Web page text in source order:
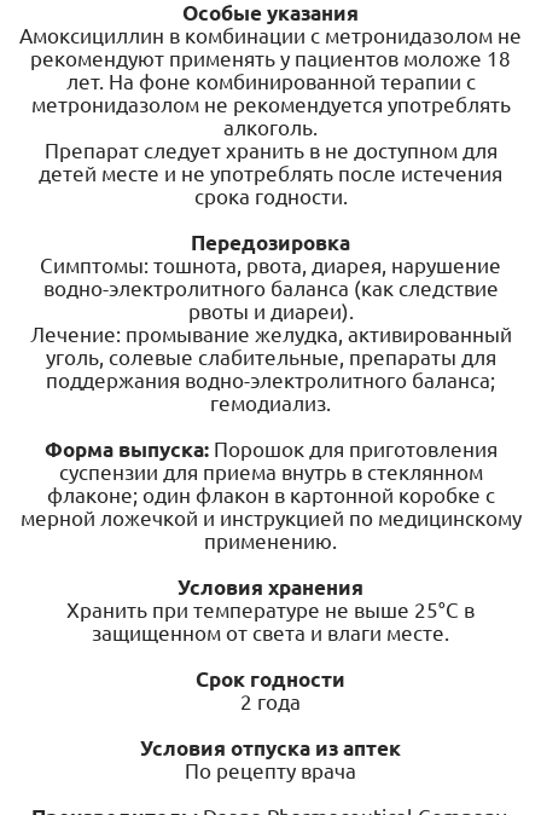
Особые указания
Амоксициллин в комбинации с метронидазолом не
рекомендуют применять у пациентов моложе 18
лет. На фоне комбинированной терапии с
метронидазолом не рекомендуется употреблять
алкоголь.
Препарат следует хранить в не доступном для
детей месте и не употреблять после истечения
срока годности.
Передозировка
Симптомы: тошнота, рвота, диарея, нарушение
водно-электролитного баланса (как следствие
рвоты и диареи).
Лечение: промывание желудка, активированный
уголь, солевые слабительные, препараты для
поддержания водно-электролитного баланса;
гемодиализ.
Форма выпуска: Порошок для приготовления
суспензии для приема внутрь в стеклянном
флаконе; один флакон в картонной коробке с
мерной ложечкой и инструкцией по медицинскому
применению.
Условия хранения
Хранить при температуре не выше 25°С в
защищенном от света и влаги месте.
Срок годности
2 года
Условия отпуска из аптек
По рецепту врача